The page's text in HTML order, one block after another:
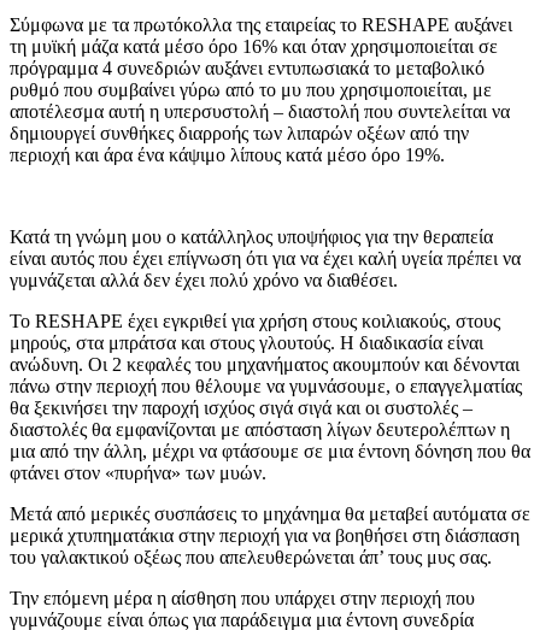
Σύμφωνα με τα πρωτόκολλα της εταιρείας το RESHAPE αυξάνει
τη μυϊκή μάζα κατά μέσο όρο 16% και όταν χρησιμοποιείται σε
πρόγραμμα 4 συνεδριών αυξάνει εντυπωσιακά το μεταβολικό
ρυθμό που συμβαίνει γύρω από το μυ που χρησιμοποιείται, με
αποτέλεσμα αυτή η υπερσυστολή – διαστολή που συντελείται να
δημιουργεί συνθήκες διαρροής των λιπαρών οξέων από την
περιοχή και άρα ένα κάψιμο λίπους κατά μέσο όρο 19%.
Κατά τη γνώμη μου ο κατάλληλος υποψήφιος για την θεραπεία
είναι αυτός που έχει επίγνωση ότι για να έχει καλή υγεία πρέπει να
γυμνάζεται αλλά δεν έχει πολύ χρόνο να διαθέσει.
Το RESHAPE έχει εγκριθεί για χρήση στους κοιλιακούς, στους
μηρούς, στα μπράτσα και στους γλουτούς. Η διαδικασία είναι
ανώδυνη. Οι 2 κεφαλές του μηχανήματος ακουμπούν και δένονται
πάνω στην περιοχή που θέλουμε να γυμνάσουμε, ο επαγγελματίας
θα ξεκινήσει την παροχή ισχύος σιγά σιγά και οι συστολές –
διαστολές θα εμφανίζονται με απόσταση λίγων δευτερολέπτων η
μια από την άλλη, μέχρι να φτάσουμε σε μια έντονη δόνηση που θα
φτάνει στον «πυρήνα» των μυών.
Μετά από μερικές συσπάσεις το μηχάνημα θα μεταβεί αυτόματα σε
μερικά χτυπηματάκια στην περιοχή για να βοηθήσει στη διάσπαση
του γαλακτικού οξέως που απελευθερώνεται άπ’ τους μυς σας.
Την επόμενη μέρα η αίσθηση που υπάρχει στην περιοχή που
γυμνάζουμε είναι όπως για παράδειγμα μια έντονη συνεδρία